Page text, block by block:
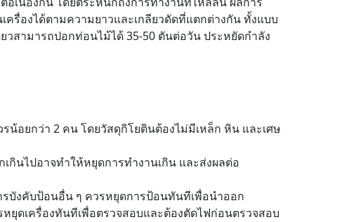
รื่องได้ตามความยาวและเกลียวดัดที่แตกต่างกัน ทั้งแบบ
วสามารถปอกท่อนไม้ได้ 35-50 ตันต่อวัน ประหยัดกำลัง
น้อยกว่า 2 คน โดยวัสดุกิโยตินต้องไม่มีเหล็ก หิน และเศษ
กินไปอาจทำให้หยุดการทำงานเกิน และส่งผลต่อ
รบังคับป้อนอื่น ๆ ควรหยุดการป้อนทันทีเพื่อนำออก
ดเครื่องทันทีเพื่อตรวจสอบและต้องตัดไฟก่อนตรวจสอบ